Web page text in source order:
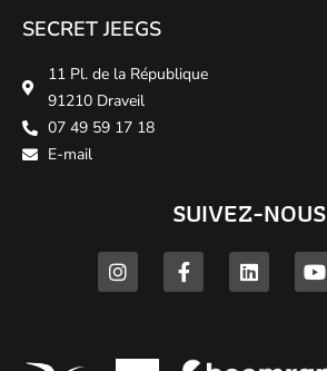
SECRET JEEGS
11 Pl. de la République
91210 Draveil
07 49 59 17 18
E-mail
SUIVEZ-NOUS